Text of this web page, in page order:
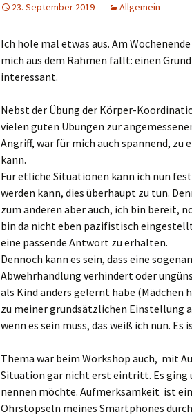
23. September 2019 Allgemein
Ich hole mal etwas aus. Am
mich aus dem Rahmen fällt: einen
interessant.
Nebst der Übung der Körper-
vielen guten Übungen zur
Angriff, war für mich auch spannend, zu
kann.
Für etliche Situationen kann ich nun
werden kann, dies überhaupt zu tun.
zum anderen aber auch, ich bin bereit,
bin da nicht eben pazifistisch
eine passende Antwort zu erhalten.
Dennoch kann es sein, dass eine
Abwehrhandlung verhindert oder
als Kind anders gelernt habe (Mädchen
zu meiner grundsätzlichen Einstellung
wenn es sein muss, das weiß ich nun. Es
Thema war beim Workshop auch, mit
Situation gar nicht erst eintritt. Es ging
nennen möchte. Aufmerksamkeit ist
Ohrstöpseln meines Smartphones